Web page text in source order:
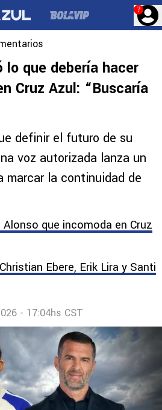
?
que debería hacer
Cruz Azul: “Buscaría
definir el futuro de su
voz autorizada lanza un
marcar la continuidad de
que incomoda en Cruz
Ebere, Erik Lira y Santi
- 17:04hs CST